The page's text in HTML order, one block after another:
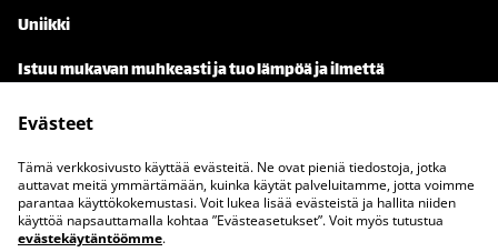
Uniikki
Istuu mukavan muhkeasti ja tuo lämpöä ja ilmettä
Ota meihin yhteyttä
Juridiset ehdot
Tietosuojakäytäntö
Evästeet
Tämä verkkosivusto käyttää evästeitä. Ne ovat pieniä tiedostoja, jotka
auttavat meitä ymmärtämään, kuinka käytät palveluitamme, jotta voimme
parantaa käyttökokemustasi. Voit lukea lisää evästeistä ja hallita niiden
käyttöä napsauttamalla kohtaa ”Evästeasetukset”. Voit myös tutustua
evästekäytäntöömme.